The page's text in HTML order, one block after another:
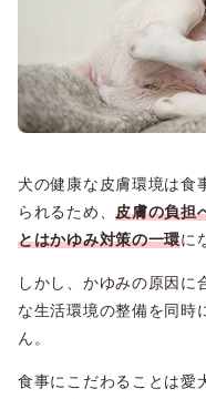
犬の健康な皮膚環境は食
られるため、皮膚の負担
とはかゆみ対策の一環に
しかし、かゆみの原因に
な生活環境の整備を同時
ん。
食事にこだわることは愛